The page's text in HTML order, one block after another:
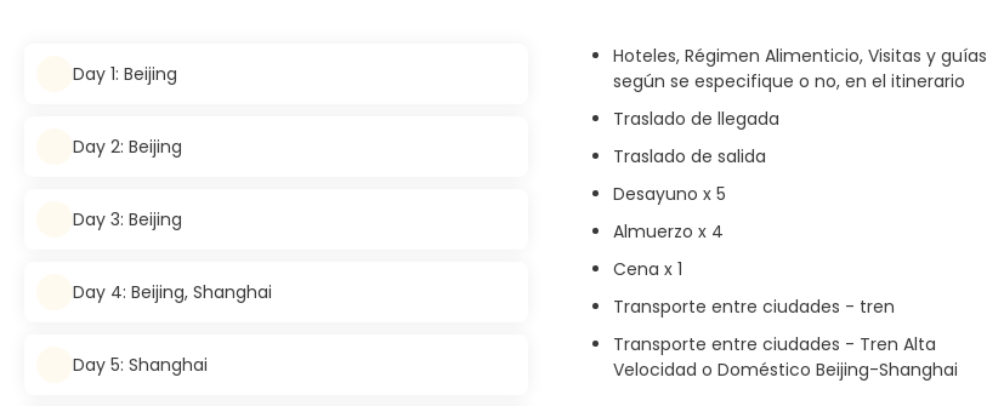
Day 1: Beijing
Day 2: Beijing
Day 3: Beijing
Day 4: Beijing, Shanghai
Day 5: Shanghai
Hoteles, Régimen Alimenticio, Visitas y guías
según se especifique o no, en el itinerario
Traslado de llegada
Traslado de salida
Desayuno x 5
Almuerzo x 4
Cena x 1
Transporte entre ciudades - tren
Transporte entre ciudades - Tren Alta
Velocidad o Doméstico Beijing-Shanghai